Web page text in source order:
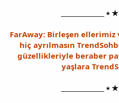
______________ ⭑
FarAway: Birleşen
hiç ayrılmasın
güzellikleriyle beraber
yaşlara
______________ ⭑